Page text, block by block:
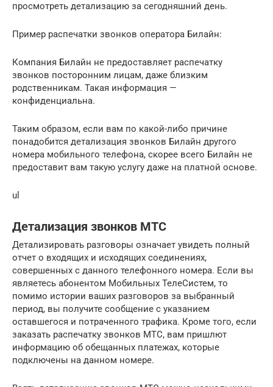
просмотреть детализацию за сегодняшний день.
Пример распечатки звонков оператора Билайн:
Компания Билайн не предоставляет распечатку
звонков посторонним лицам, даже близким
родственникам. Такая информация —
конфиденциальна.
Таким образом, если вам по какой-либо причине
понадобится детализация звонков Билайн другого
номера мобильного телефона, скорее всего Билайн не
предоставит вам такую услугу даже на платной основе.
ul
Детализация звонков МТС
Детализировать разговоры означает увидеть полный
отчет о входящих и исходящих соединениях,
совершенных с данного телефонного номера. Если вы
являетесь абонентом Мобильных ТелеСистем, то
помимо истории ваших разговоров за выбранный
период, вы получите сообщение с указанием
оставшегося и потраченного трафика. Кроме того, если
заказать распечатку звонков МТС, вам пришлют
информацию об обещанных платежах, которые
подключены на данном номере.